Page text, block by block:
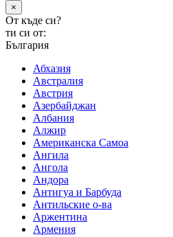
×
От къде си?
ти си от:
България
Абхазия
Австралия
Австрия
Азербайджан
Албания
Алжир
Американска Самоа
Ангила
Ангола
Андора
Антигуа и Барбуда
Антильские о-ва
Аржентина
Армения